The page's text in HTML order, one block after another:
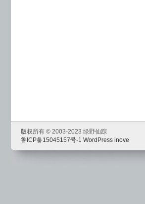
版权所有 © 2003-2023 绿野仙踪
鲁ICP备15045157号-1 WordPress inove